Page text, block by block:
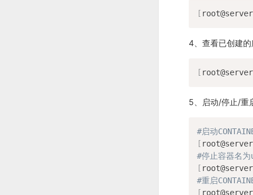
[
4、查看已创建的
[
5、启动/停止/重
#启动
[
#停止容器名
[
#重启
[